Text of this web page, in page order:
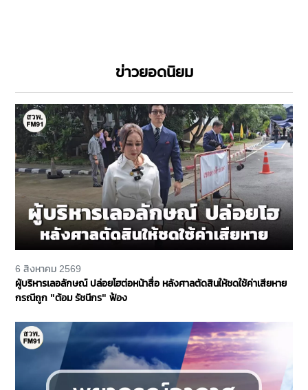
ข่าวยอดนิยม
6 สิงหาคม 2569
ผู้บริหารเลอลักษณ์ ปล่อยโฮต่อหน้าสื่อ หลังศาลตัดสินให้ชดใช้ค่าเสียหาย
กรณีถูก "ต้อม รัชนีกร" ฟ้อง